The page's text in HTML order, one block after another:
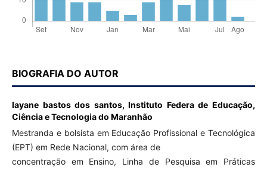
BIOGRAFIA DO AUTOR
layane bastos dos santos,Instituto Federa de Educação,
Ciência e Tecnologia do Maranhão
Mestranda e bolsista em Educação Profissional e Tecnológica
(EPT) em Rede Nacional, com área de
concentração em Ensino, Linha de Pesquisa em Práticas